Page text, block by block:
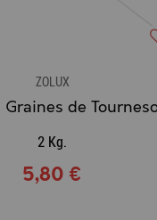
ZOLUX
2 Kg.
5,80 €